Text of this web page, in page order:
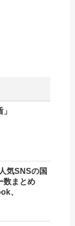
気SNSの国
数まとめ
、